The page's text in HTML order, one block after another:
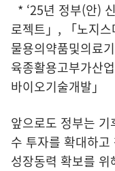
* ‘25년 정부(안)
로젝트」, 「노지
물용의약품및의료
육종활용고부가산
바이오기술개발」
앞으로도 정부는
수 투자를 확대하
성장동력 확보를